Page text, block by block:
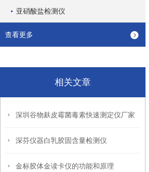
亚硝酸盐检测仪
查看更多
相关文章
深圳谷物麸皮霉菌毒素快速测定仪厂家
深芬仪器白乳胶固含量检测仪
金标胶体金读卡仪的功能和原理